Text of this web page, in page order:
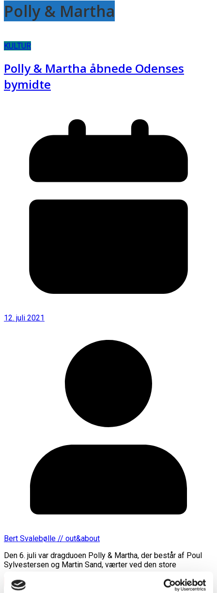
Polly & Martha
KULTUR
Polly & Martha åbnede Odenses
bymidte
12. juli 2021
Bert Svalebølle // out&about
Den 6. juli var dragduoen Polly & Martha, der består af Poul
Sylvestersen og Martin Sand, værter ved den store
Læs mere